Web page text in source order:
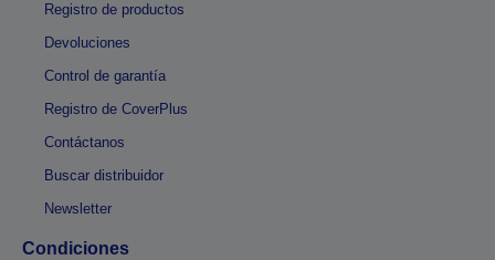
Registro de productos
Devoluciones
Control de garantía
Registro de CoverPlus
Contáctanos
Buscar distribuidor
Newsletter
Condiciones